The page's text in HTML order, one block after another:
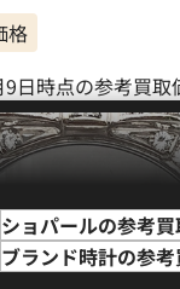
格
日時点の参考買取
ショパールの参考
ブランド時計の参